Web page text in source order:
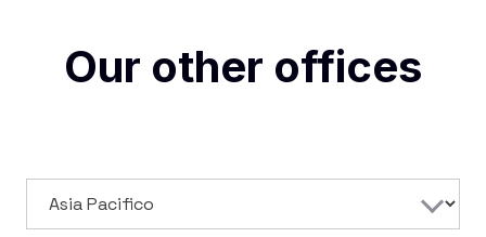
Our other offices